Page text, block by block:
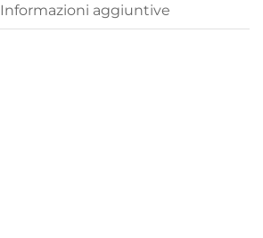
Informazioni aggiuntive